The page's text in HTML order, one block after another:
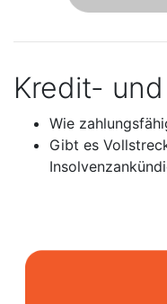
Kredit-
Wie
Gibt es